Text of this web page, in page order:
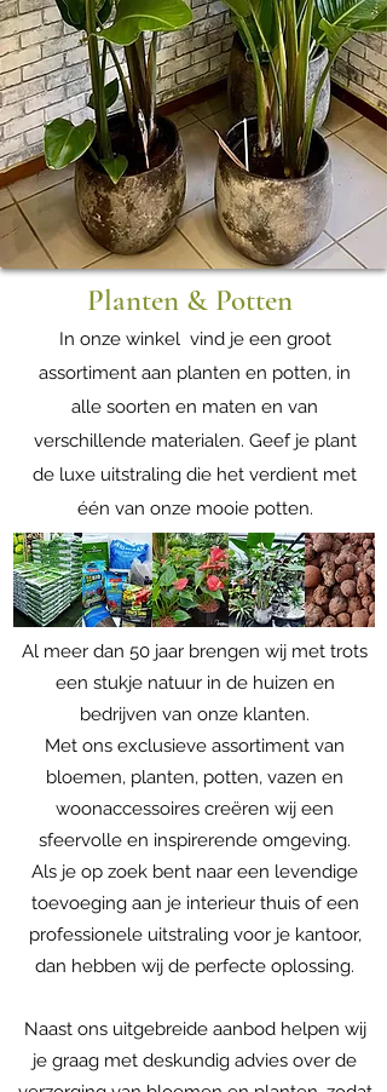
Planten & Potten
In onze winkel vind je een groot
assortiment aan planten en potten, in
alle soorten en maten en van
verschillende materialen. Geef je plant
de luxe uitstraling die het verdient met
één van onze mooie potten.
Al meer dan 50 jaar brengen wij met trots
een stukje natuur in de huizen en
bedrijven van onze klanten.
Met ons exclusieve assortiment van
bloemen, planten, potten, vazen en
woonaccessoires creëren wij een
sfeervolle en inspirerende omgeving.
Als je op zoek bent naar een levendige
toevoeging aan je interieur thuis of een
professionele uitstraling voor je kantoor,
dan hebben wij de perfecte oplossing.
Naast ons uitgebreide aanbod helpen wij
je graag met deskundig advies over de